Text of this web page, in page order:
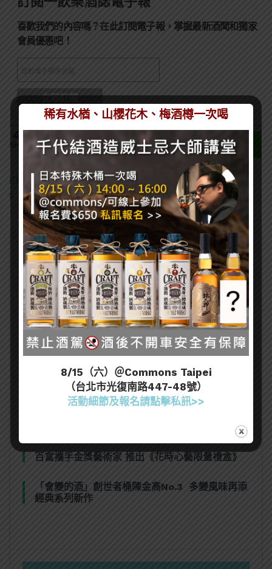
喜歡我們的內容嗎？在此訂閱電子報，掌握最新酒聞和獨家
會員優惠吧！
SHARES
EDITOR
熱門文章
又惹川普不開心！美國向加拿大烈酒重課50%關
稅，北美酒業衝突全面惡化
2026「亞洲50大酒吧」全名單完整公佈！台灣8
間酒吧獲獎
百富攜手金獎藝術家 推出《花時心藝限量禮盒》
「會變的酒」創世者桶陳金高No.3 多變風味再添
經典系列新作
稀有水楢、山櫻花木、梅酒樽一次喝
8/15（六）＠Commons Taipei
（台北市光復南路447-48號）
活動細節及報名請點擊私訊>>